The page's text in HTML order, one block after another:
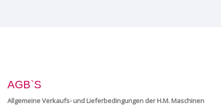
AGB`S
Allgemeine Verkaufs- und Lieferbedingungen der H.M. Maschinen